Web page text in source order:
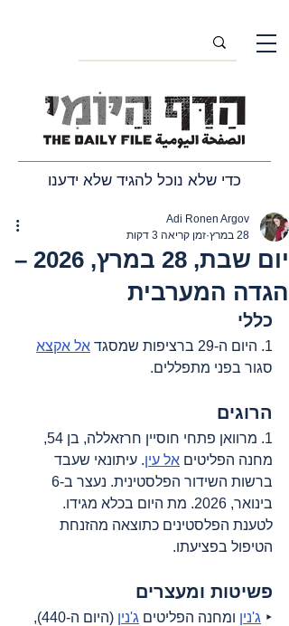
כדי שלא נוכל להגיד שלא ידענו
יום שבת, 28 במרץ, 2026 –
הגדה המערבית
Adi Ronen Argov
28 במרץ
זמן קריאה 3 דקות
כללי
1. היום ה-29 ברציפות שמסגד
אל אקצא
סגור בפני מתפללים.
הרוגים
1. מרוואן פתחי חוסיין חרזאללה ,
בן 54,
מחנה הפליטים אל עין. עיתונאי שעבד
ברשות השידור הפלסטינית. נעצר ב-6
בינואר, 2026.
מת היום בכלא מגידו.
לטענת הפלסטינים כתוצאה מהזנחת
הטיפול בפציעתו.
פשיטות ומעצרים
‣ ג'נין ומחנה הפליטים ג'נין (היום ה-440),